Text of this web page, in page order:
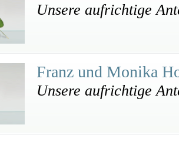
Unsere aufrichtige
Franz und Monika
Unsere aufrichtige